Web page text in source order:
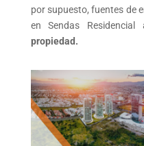
por supuesto, fuentes de
en Sendas Residencial
propiedad.